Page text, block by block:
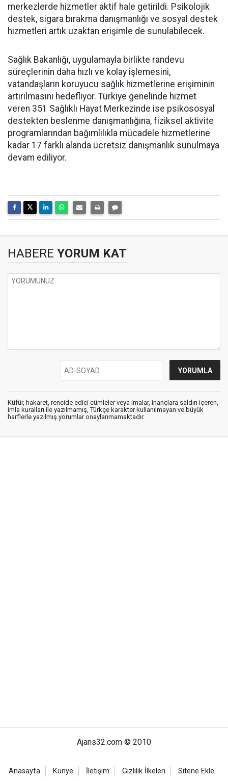
merkezlerde hizmetler aktif hale getirildi. Psikolojik
destek, sigara bırakma danışmanlığı ve sosyal destek
hizmetleri artık uzaktan erişimle de sunulabilecek.
Sağlık Bakanlığı, uygulamayla birlikte randevu
süreçlerinin daha hızlı ve kolay işlemesini,
vatandaşların koruyucu sağlık hizmetlerine erişiminin
artırılmasını hedefliyor. Türkiye genelinde hizmet
veren 351 Sağlıklı Hayat Merkezinde ise psikososyal
destekten beslenme danışmanlığına, fiziksel aktivite
programlarından bağımlılıkla mücadele hizmetlerine
kadar 17 farklı alanda ücretsiz danışmanlık sunulmaya
devam ediliyor.
HABERE YORUM KAT
Küfür, hakaret, rencide edici cümleler veya imalar, inançlara saldırı içeren,
imla kuralları ile yazılmamış, Türkçe karakter kullanılmayan ve büyük
harflerle yazılmış yorumlar onaylanmamaktadır.
Ajans32.com © 2010
Anasayfa Künye İletişim Gizlilik İlkeleri Sitene Ekle